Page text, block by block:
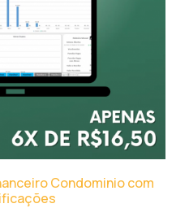
Condominio com